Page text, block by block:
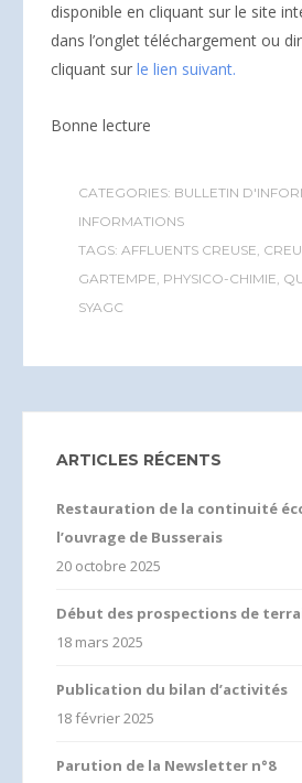
disponible en cliquant sur le site
dans l’onglet téléchargement ou
cliquant sur le lien suivant.
Bonne lecture
CATEGORIES: BULLETIN
INFORMATIONS
TAGS: AFFLUENTS CREUSE,
GARTEMPE, PHYSICO-CHIMIE,
SYAGC
ARTICLES RÉCENTS
Restauration de la continuité
l’ouvrage de Busserais
20 octobre 2025
Début des prospections de
18 mars 2025
Publication du bilan d’activités
18 février 2025
Parution de la Newsletter n°8